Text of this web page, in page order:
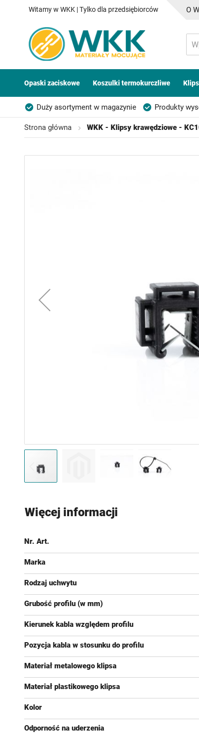
Witamy w WKK | Tylko dla przedsiębiorców O
Opaski zaciskowe Koszulki termokurczliwe
Duży asortyment w magazynie Produkty
Możliwość własnego etykietowania
Strona główna WKK - Klipsy krawędziowe -
początek
Więcej informacji
Nr. Art.
Marka
Rodzaj uchwytu
Grubość profilu (w mm)
Kierunek kabla względem profilu
Pozycja kabla w stosunku do profilu
Materiał metalowego klipsa
Materiał plastikowego klipsa
Kolor
Odporność na uderzenia